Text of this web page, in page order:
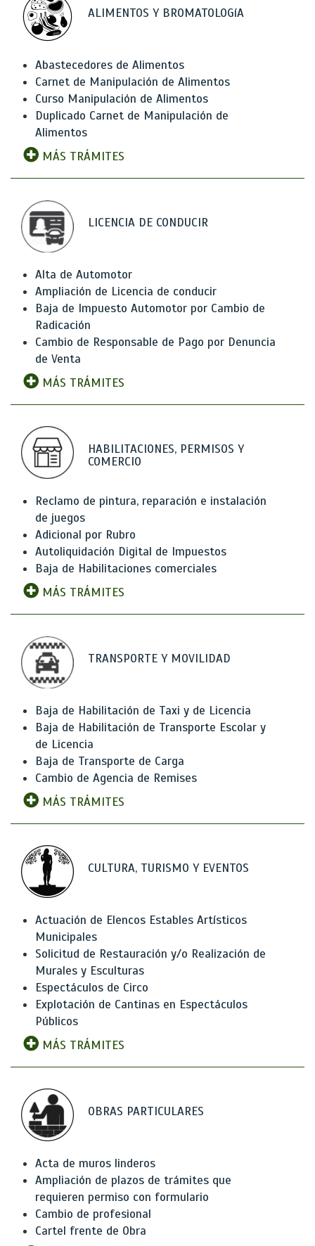
ALIMENTOS Y BROMATOLOGíA
Abastecedores de Alimentos
Carnet de Manipulación de Alimentos
Curso Manipulación de Alimentos
Duplicado Carnet de Manipulación de
Alimentos
MÁS TRÁMITES
LICENCIA DE CONDUCIR
Alta de Automotor
Ampliación de Licencia de conducir
Baja de Impuesto Automotor por Cambio de
Radicación
Cambio de Responsable de Pago por Denuncia
de Venta
MÁS TRÁMITES
HABILITACIONES, PERMISOS Y
COMERCIO
Reclamo de pintura, reparación e instalación
de juegos
Adicional por Rubro
Autoliquidación Digital de Impuestos
Baja de Habilitaciones comerciales
MÁS TRÁMITES
TRANSPORTE Y MOVILIDAD
Baja de Habilitación de Taxi y de Licencia
Baja de Habilitación de Transporte Escolar y
de Licencia
Baja de Transporte de Carga
Cambio de Agencia de Remises
MÁS TRÁMITES
CULTURA, TURISMO Y EVENTOS
Actuación de Elencos Estables Artísticos
Municipales
Solicitud de Restauración y/o Realización de
Murales y Esculturas
Espectáculos de Circo
Explotación de Cantinas en Espectáculos
Públicos
MÁS TRÁMITES
OBRAS PARTICULARES
Acta de muros linderos
Ampliación de plazos de trámites que
requieren permiso con formulario
Cambio de profesional
Cartel frente de Obra